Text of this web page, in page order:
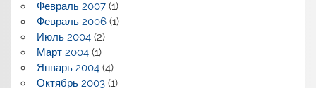
Февраль 2007(1)
Февраль 2006(1)
Июль 2004(2)
Март 2004(1)
Январь 2004(4)
Октябрь 2003(1)